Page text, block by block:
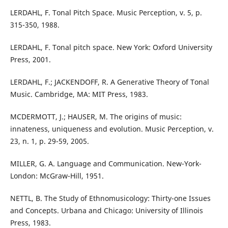
LERDAHL, F. Tonal Pitch Space. Music Perception, v. 5, p.
315-350, 1988.
LERDAHL, F. Tonal pitch space. New York: Oxford University
Press, 2001.
LERDAHL, F.; JACKENDOFF, R. A Generative Theory of Tonal
Music. Cambridge, MA: MIT Press, 1983.
MCDERMOTT, J.; HAUSER, M. The origins of music:
innateness, uniqueness and evolution. Music Perception, v.
23, n. 1, p. 29-59, 2005.
MILLER, G. A. Language and Communication. New-York-
London: McGraw-Hill, 1951.
NETTL, B. The Study of Ethnomusicology: Thirty-one Issues
and Concepts. Urbana and Chicago: University of Illinois
Press, 1983.